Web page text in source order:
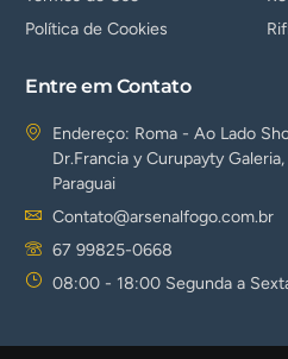
Política de Cookies
Entre em Contato
Endereço: Roma - Ao Lado
Dr.Francia y Curupayty
Paraguai
Contato@arsenalfogo.com.br
67 99825-0668
08:00 - 18:00 Segunda a